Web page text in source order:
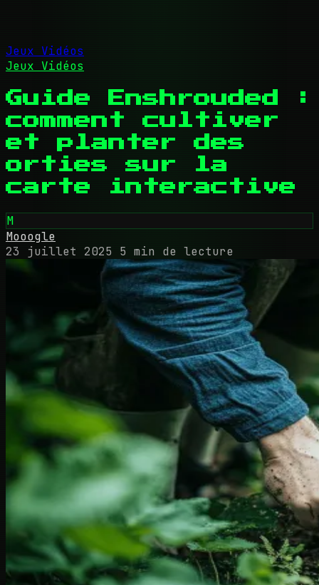
Jeux Vidéos
Jeux Vidéos
Guide Enshrouded :
comment cultiver
et planter des
orties sur la
carte interactive
M
Mooogle
23 juillet 2025
5 min de lecture